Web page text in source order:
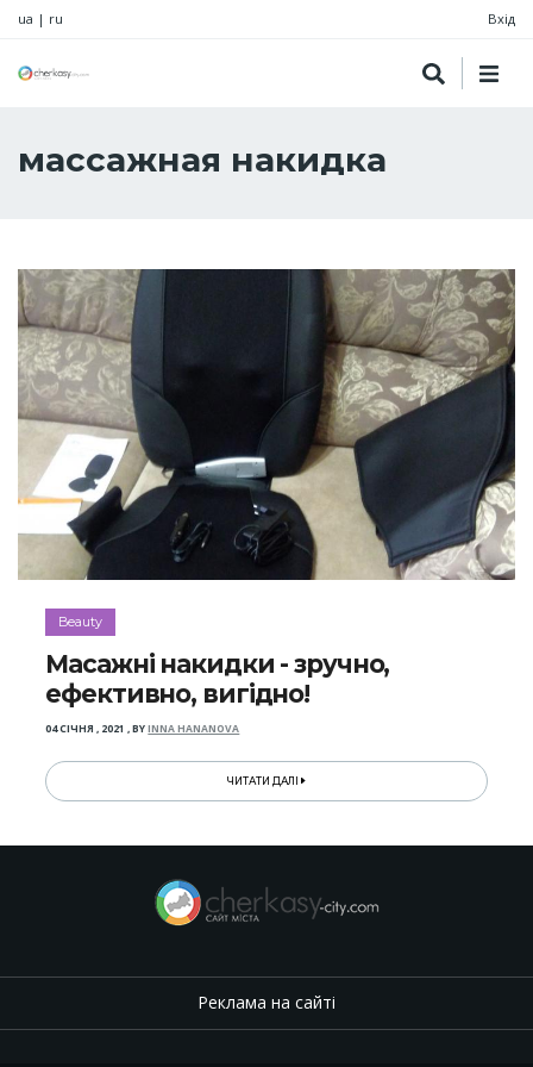
ua | ru Вхід
массажная накидка
Beauty
Масажні накидки - зручно,
ефективно, вигідно!
04 СІЧНЯ , 2021 ,BYINNA HANANOVA
ЧИТАТИ ДАЛІ
Реклама на сайті